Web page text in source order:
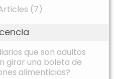
(7)
que son adultos
girar una boleta de
alimenticias?